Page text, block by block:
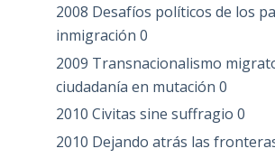
2008 Desafíos políticos de los
inmigración 0
2009 Transnacionalismo
ciudadanía en mutación 0
2010 Civitas sine suffragio 0
2010 Dejando atrás las